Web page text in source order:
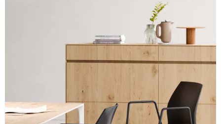
Coque en polypropylène unicolore avec assise et dossier
Coque en polypropylène unicolore avec assise et dossier
rembourrés partie interne et coutures linéaires
Les images et les références des codes couleur sont indicatives,
il est toujours recommandé de consulter le nuancier avec les
échantillons réels.